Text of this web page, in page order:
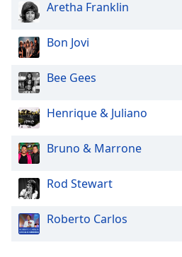
Aretha Franklin
Bon Jovi
Bee Gees
Henrique & Juliano
Bruno & Marrone
Rod Stewart
Roberto Carlos